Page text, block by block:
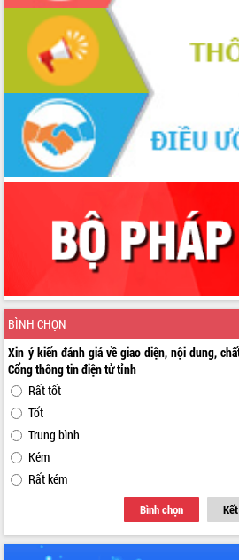
BÌNH CHỌN
Xin ý kiến đánh giá về giao diện, nội dung,
Cổng thông tin điện tử tỉnh
Rất tốt
Tốt
Trung bình
Kém
Rất kém
Bình chọn